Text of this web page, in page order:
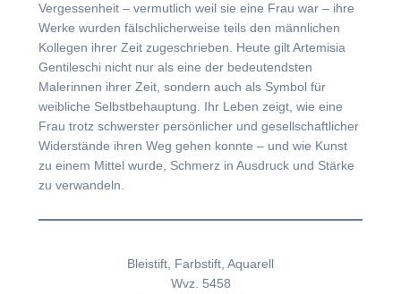
Vergessenheit – vermutlich weil sie eine Frau war – ihre
Werke wurden fälschlicherweise teils den männlichen
Kollegen ihrer Zeit zugeschrieben. Heute gilt Artemisia
Gentileschi nicht nur als eine der bedeutendsten
Malerinnen ihrer Zeit, sondern auch als Symbol für
weibliche Selbstbehauptung. Ihr Leben zeigt, wie eine
Frau trotz schwerster persönlicher und gesellschaftlicher
Widerstände ihren Weg gehen konnte – und wie Kunst
zu einem Mittel wurde, Schmerz in Ausdruck und Stärke
zu verwandeln.
Bleistift, Farbstift, Aquarell
Wvz. 5458